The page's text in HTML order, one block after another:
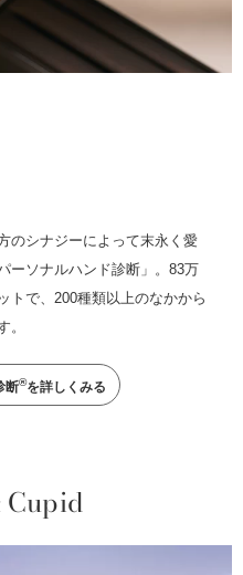
のシナジーによって末永く愛
ーソナルハンド診断」。83万
トで、200種類以上のなかから
。
断®を詳しくみる
Cupid